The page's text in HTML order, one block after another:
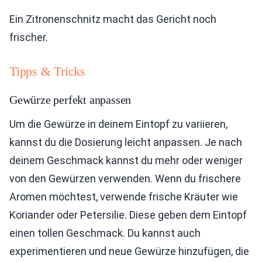
Ein Zitronenschnitz macht das Gericht noch
frischer.
Tipps & Tricks
Gewürze perfekt anpassen
Um die Gewürze in deinem Eintopf zu variieren,
kannst du die Dosierung leicht anpassen. Je nach
deinem Geschmack kannst du mehr oder weniger
von den Gewürzen verwenden. Wenn du frischere
Aromen möchtest, verwende frische Kräuter wie
Koriander oder Petersilie. Diese geben dem Eintopf
einen tollen Geschmack. Du kannst auch
experimentieren und neue Gewürze hinzufügen, die